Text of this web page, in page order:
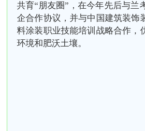
共育“朋友圈”，在今年先后与兰
企合作协议，并与中国建筑装饰
料涂装职业技能培训战略合作，
环境和肥沃土壤。